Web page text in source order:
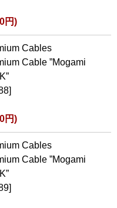
円)
Cables
Cable ”Mogami
円)
Cables
Cable ”Mogami